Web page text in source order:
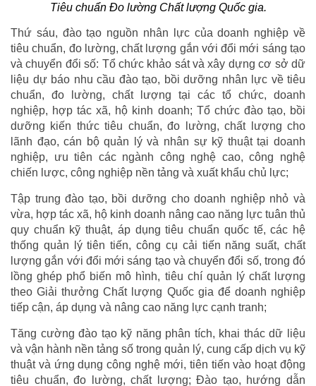
Tiêu chuẩn Đo lường Chất lượng Quốc gia.
Thứ sáu, đào tạo nguồn nhân lực của doanh nghiệp về
tiêu chuẩn, đo lường, chất lượng gắn với đổi mới sáng tạo
và chuyển đổi số: Tổ chức khảo sát và xây dựng cơ sở dữ
liệu dự báo nhu cầu đào tạo, bồi dưỡng nhân lực về tiêu
chuẩn, đo lường, chất lượng tại các tổ chức, doanh
nghiệp, hợp tác xã, hộ kinh doanh; Tổ chức đào tạo, bồi
dưỡng kiến thức tiêu chuẩn, đo lường, chất lượng cho
lãnh đạo, cán bộ quản lý và nhân sự kỹ thuật tại doanh
nghiệp, ưu tiên các ngành công nghệ cao, công nghệ
chiến lược, công nghiệp nền tảng và xuất khẩu chủ lực;
Tập trung đào tạo, bồi dưỡng cho doanh nghiệp nhỏ và
vừa, hợp tác xã, hộ kinh doanh nâng cao năng lực tuân thủ
quy chuẩn kỹ thuật, áp dụng tiêu chuẩn quốc tế, các hệ
thống quản lý tiên tiến, công cụ cải tiến năng suất, chất
lượng gắn với đổi mới sáng tạo và chuyển đổi số, trong đó
lồng ghép phổ biến mô hình, tiêu chí quản lý chất lượng
theo Giải thưởng Chất lượng Quốc gia để doanh nghiệp
tiếp cận, áp dụng và nâng cao năng lực cạnh tranh;
Tăng cường đào tạo kỹ năng phân tích, khai thác dữ liệu
và vận hành nền tảng số trong quản lý, cung cấp dịch vụ kỹ
thuật và ứng dụng công nghệ mới, tiên tiến vào hoạt động
tiêu chuẩn, đo lường, chất lượng; Đào tạo, hướng dẫn